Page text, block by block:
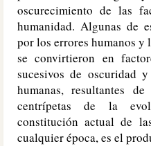
oscurecimiento de las
humanidad. Algunas de
por los errores humanos y
se convirtieron en
sucesivos de oscuridad
humanas, resultantes
centrípetas de la
constitución actual de
cualquier época, es el